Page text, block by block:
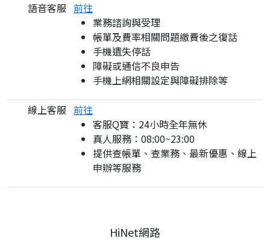
語音客服 前往
業務諮詢與受理
帳單及費率相關問題繳費後之復話
手機遺失停話
障礙或通信不良申告
手機上網相關設定與障礙排除等
線上客服 前往
客服Q寶：24小時全年無休
真人服務：08:00~23:00
提供查帳單、查業務、最新優惠、線上
申辦等服務
HiNet網路